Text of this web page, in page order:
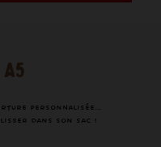
personnalisée…
dans son sac !